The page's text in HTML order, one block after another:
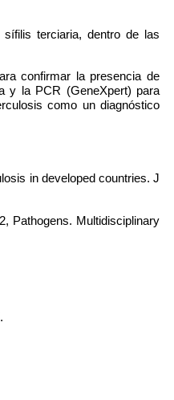
terciaria, dentro de las
confirmar la presencia de
y la PCR (GeneXpert) para
como un diagnóstico
in developed countries. J
Pathogens. Multidisciplinary